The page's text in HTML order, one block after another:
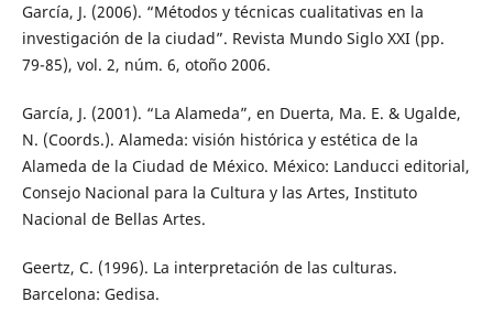
García, J. (2006). “Métodos y técnicas cualitativas en la
investigación de la ciudad”. Revista Mundo Siglo XXI (pp.
79-85), vol. 2, núm. 6, otoño 2006.
García, J. (2001). “La Alameda”, en Duerta, Ma. E. & Ugalde,
N. (Coords.). Alameda: visión histórica y estética de la
Alameda de la Ciudad de México. México: Landucci editorial,
Consejo Nacional para la Cultura y las Artes, Instituto
Nacional de Bellas Artes.
Geertz, C. (1996). La interpretación de las culturas.
Barcelona: Gedisa.